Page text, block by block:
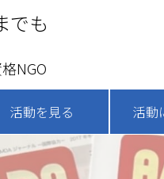
でも
NGO
活動を見る 活動